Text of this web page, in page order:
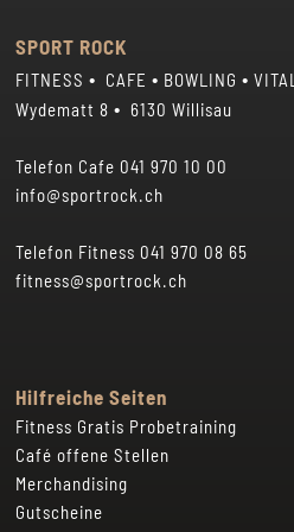
Sonn- und Feiertage 08 – 18 Uhr
SPORT ROCK
FITNESS• CAFE• BOWLING• VITAL
Wydematt 8• 6130 Willisau
Telefon Cafe 041 970 10 00
info@sportrock.ch
Telefon Fitness 041 970 08 65
fitness@sportrock.ch
Hilfreiche Seiten
Fitness Gratis Probetraining
Café offene Stellen
Merchandising
Gutscheine